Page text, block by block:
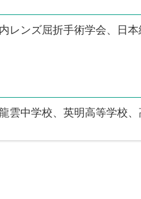
ンズ屈折手術学会、日本
雲中学校、英明高等学校